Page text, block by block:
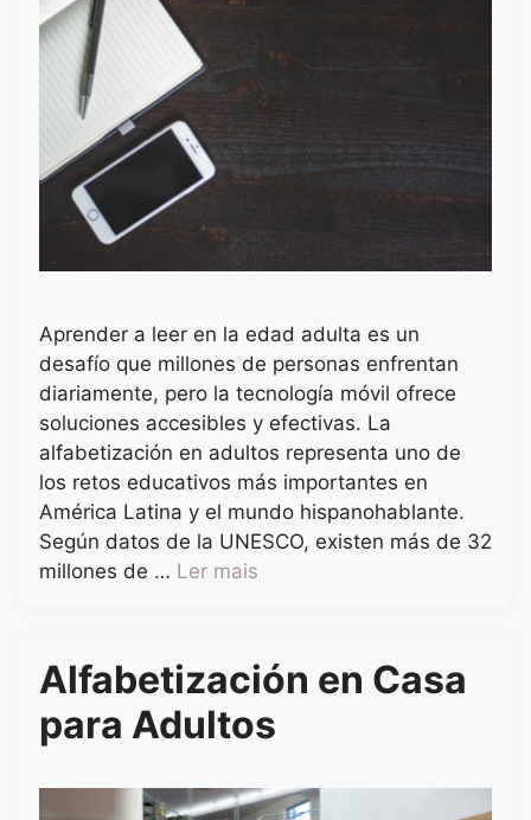
Aprender a leer en la edad adulta es un
desafío que millones de personas enfrentan
diariamente, pero la tecnología móvil ofrece
soluciones accesibles y efectivas. La
alfabetización en adultos representa uno de
los retos educativos más importantes en
América Latina y el mundo hispanohablante.
Según datos de la UNESCO, existen más de 32
millones de … Ler mais
Alfabetización en Casa
para Adultos